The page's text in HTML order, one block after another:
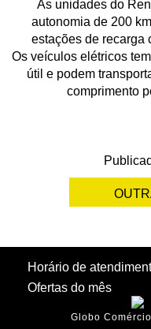
As unidades do
autonomia de 200
estações de recarga
Os veículos elétricos
útil e podem
comprimento
Horário de
Ofertas do mês
Globo